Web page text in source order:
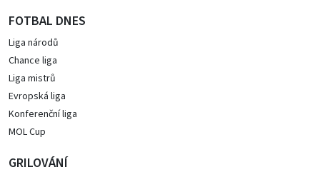
FOTBAL DNES
Liga národů
Chance liga
Liga mistrů
Evropská liga
Konferenční liga
MOL Cup
GRILOVÁNÍ